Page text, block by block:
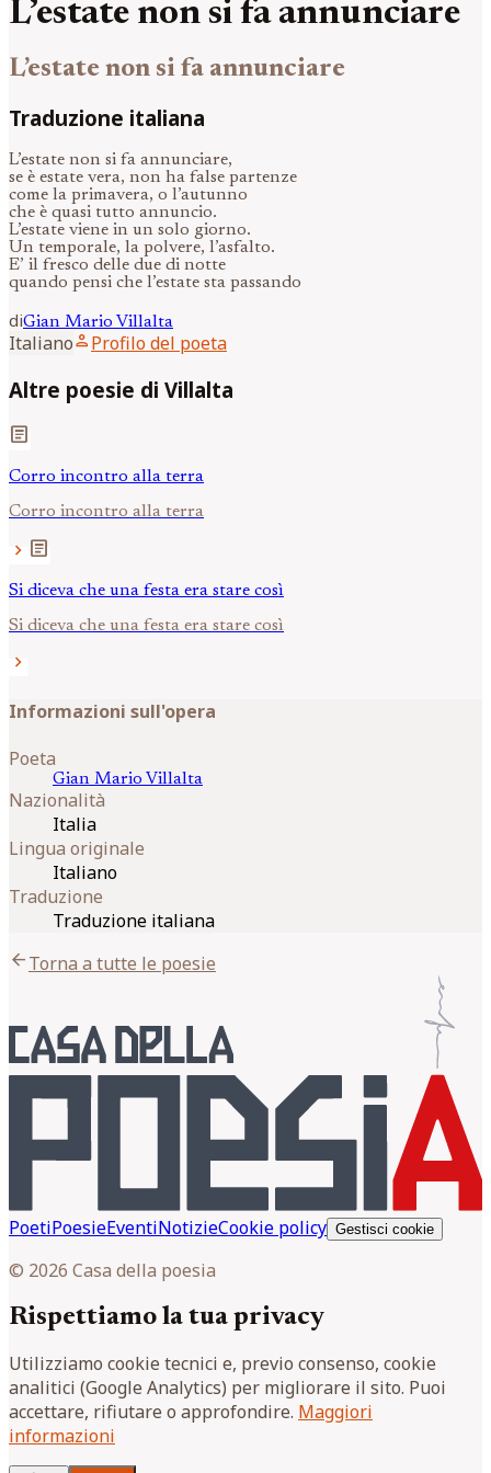
L’estate non si fa annunciare
L’estate non si fa annunciare
Traduzione italiana
L’estate non si fa annunciare,
se è estate vera, non ha false partenze
come la primavera, o l’autunno
che è quasi tutto annuncio.
L’estate viene in un solo giorno.
Un temporale, la polvere, l’asfalto.
E’ il fresco delle due di notte
quando pensi che l’estate sta passando
diGian Mario Villalta
Italianoperson Profilo del poeta
Altre poesie di Villalta
article
Corro incontro alla terra
Corro incontro alla terra
chevron_right article
Si diceva che una festa era stare così
Si diceva che una festa era stare così
chevron_right
Informazioni sull'opera
Poeta
Gian Mario Villalta
Nazionalità
Italia
Lingua originale
Italiano
Traduzione
Traduzione italiana
arrow_backTorna a tutte le poesie
PoetiPoesieEventiNotizieCookie policy Gestisci cookie
© 2026 Casa della poesia
Rispettiamo la tua privacy
Utilizziamo cookie tecnici e, previo consenso, cookie
analitici (Google Analytics) per migliorare il sito. Puoi
accettare, rifiutare o approfondire. Maggiori
informazioni